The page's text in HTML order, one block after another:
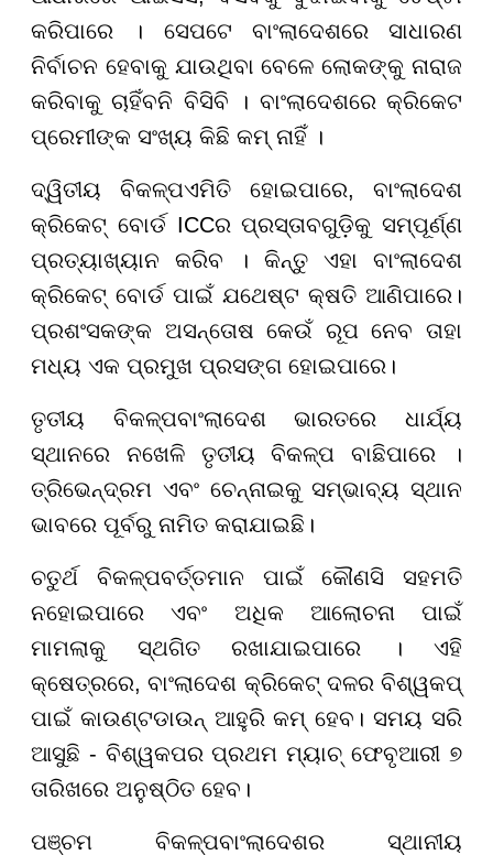
କରିପାରେ । ସେପଟେ ବାଂଲାଦେଶରେ ସାଧାରଣ
ନିର୍ବାଚନ ହେବାକୁ ଯାଉଥିବା ବେଳେ ଲୋକଙ୍କୁ ନାରାଜ
କରିବାକୁ ଚାହିଁବନି ବିସିବି । ବାଂଲାଦେଶରେ କ୍ରିକେଟ
ପ୍ରେମୀଙ୍କ ସଂଖ୍ୟ କିଛି କମ୍ ନାହିଁ ।
ଦ୍ୱିତୀୟ ବିକଳ୍ପଏମିତି ହୋଇପାରେ, ବାଂଲାଦେଶ
କ୍ରିକେଟ୍ ବୋର୍ଡ ICCର ପ୍ରସ୍ତାବଗୁଡ଼ିକୁ ସମ୍ପୂର୍ଣ୍ଣ
ପ୍ରତ୍ୟାଖ୍ୟାନ କରିବ । କିନ୍ତୁ ଏହା ବାଂଲାଦେଶ
କ୍ରିକେଟ୍ ବୋର୍ଡ ପାଇଁ ଯଥେଷ୍ଟ କ୍ଷତି ଆଣିପାରେ।
ପ୍ରଶଂସକଙ୍କ ଅସନ୍ତୋଷ କେଉଁ ରୂପ ନେବ ତାହା
ମଧ୍ୟ ଏକ ପ୍ରମୁଖ ପ୍ରସଙ୍ଗ ହୋଇପାରେ।
ତୃତୀୟ ବିକଳ୍ପବାଂଲାଦେଶ ଭାରତରେ ଧାର୍ଯ୍ୟ
ସ୍ଥାନରେ ନଖେଳି ତୃତୀୟ ବିକଳ୍ପ ବାଛିପାରେ ।
ତ୍ରିଭେନ୍ଦ୍ରମ ଏବଂ ଚେନ୍ନାଇକୁ ସମ୍ଭାବ୍ୟ ସ୍ଥାନ
ଭାବରେ ପୂର୍ବରୁ ନାମିତ କରାଯାଇଛି।
ଚତୁର୍ଥ ବିକଳ୍ପବର୍ତ୍ତମାନ ପାଇଁ କୌଣସି ସହମତି
ନହୋଇପାରେ ଏବଂ ଅଧିକ ଆଲୋଚନା ପାଇଁ
ମାମଲାକୁ ସ୍ଥଗିତ ରଖାଯାଇପାରେ । ଏହି
କ୍ଷେତ୍ରରେ, ବାଂଲାଦେଶ କ୍ରିକେଟ୍ ଦଳର ବିଶ୍ୱକପ୍
ପାଇଁ କାଉଣ୍ଟଡାଉନ୍ ଆହୁରି କମ୍ ହେବ। ସମୟ ସରି
ଆସୁଛି - ବିଶ୍ୱକପର ପ୍ରଥମ ମ୍ୟାଚ୍ ଫେବୃଆରୀ ୭
ତାରିଖରେ ଅନୁଷ୍ଠିତ ହେବ।
ପଞ୍ଚମ ବିକଳ୍ପବାଂଲାଦେଶର ସ୍ଥାନୀୟ